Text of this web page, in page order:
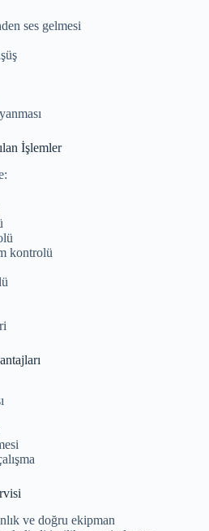
ses gelmesi
İşlemler
kontrolü
ve doğru ekipman